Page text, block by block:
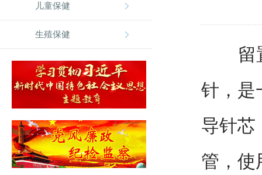
儿童保健
生殖保健
留置
针，是
导针芯
管，使